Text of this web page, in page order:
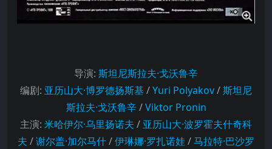
导演: 斯坦尼斯拉夫·戈沃鲁辛
编剧: 亚历山大·博罗德扬斯基 /Yuri Polyakov/斯坦尼
斯拉夫·戈沃鲁辛/Viktor Pronin
主演: 米哈伊尔·乌里扬诺夫 / 亚历山大·波罗霍夫什奇科
夫 /谢尔盖·加尔马什/伊琳娜·罗扎诺娃/马拉特·巴沙罗